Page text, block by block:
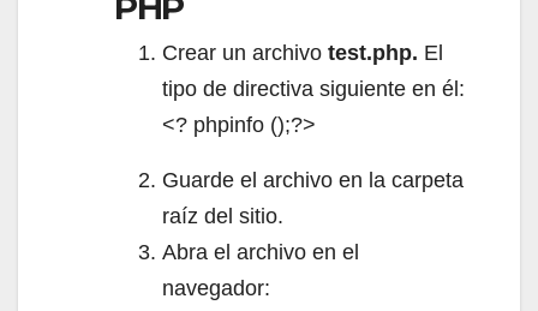
Crear un archivo test.php. El
tipo de directiva siguiente en él:
<? phpinfo ();?>
Guarde el archivo en la carpeta
raíz del sitio.
Abra el archivo en el
navegador: